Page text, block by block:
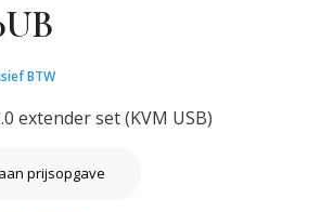
BTW
extender set (KVM USB)
prijsopgave